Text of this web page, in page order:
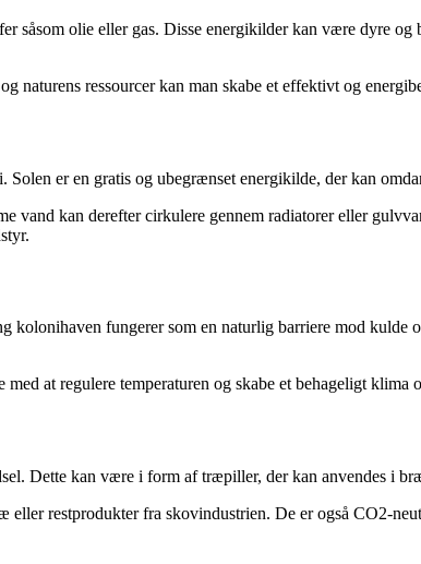
olie eller gas. Disse energikilder kan være dyre og
ressourcer kan man skabe et effektivt og
er en gratis og ubegrænset energikilde, der kan
vand kan derefter cirkulere gennem radiatorer eller
fungerer som en naturlig barriere mod kulde
at regulere temperaturen og skabe et behageligt klima
Dette kan være i form af træpiller, der kan anvendes i
restprodukter fra skovindustrien. De er også CO2-